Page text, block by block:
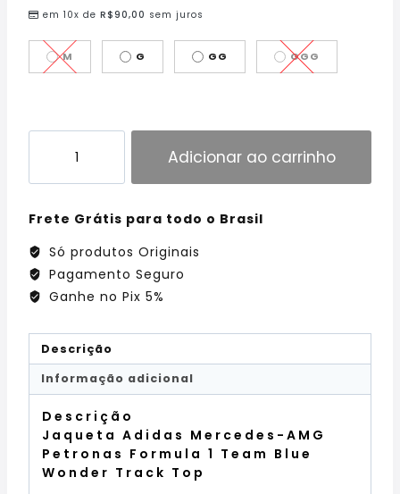
em 10x de R$90,00 sem juros
M G GG GGG
Adicionar ao carrinho
Frete Grátis para todo o Brasil
Só produtos Originais
Pagamento Seguro
Ganhe no Pix 5%
Descrição
Informação adicional
Descrição
Jaqueta Adidas Mercedes-AMG
Petronas Formula 1 Team Blue
Wonder Track Top